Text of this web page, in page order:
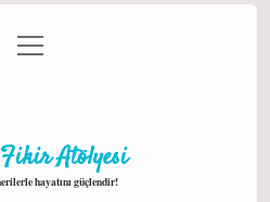
Politikası
menüyü
aç
Atölyesi
hayatını güçlendir!